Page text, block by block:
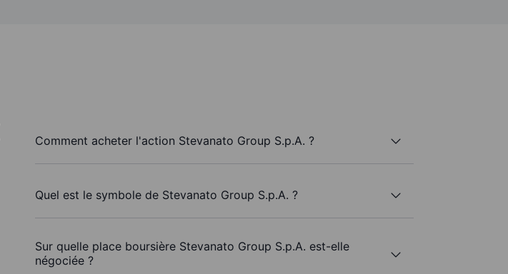
Comment acheter l'action Stevanato Group S.p.A. ?
Quel est le symbole de Stevanato Group S.p.A. ?
Sur quelle place boursière Stevanato Group S.p.A. est-elle
négociée ?